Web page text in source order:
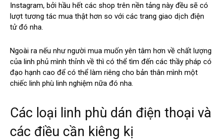
Instagram, bởi hầu hết các shop trên nền tảng này đều sẽ có
lượt tương tác mua thật hơn so với các trang giao dịch điện
tử đó nha.
Ngoài ra nếu như người mua muốn yên tâm hơn về chất lượng
của linh phủ mình thỉnh về thì có thể tìm đến các thầy pháp có
đạo hạnh cao để có thể làm riêng cho bản thân mình một
chiếc linh phù linh nghiệm nữa đó nha.
Các loại linh phù dán điện thoại và
các điều cần kiêng kị